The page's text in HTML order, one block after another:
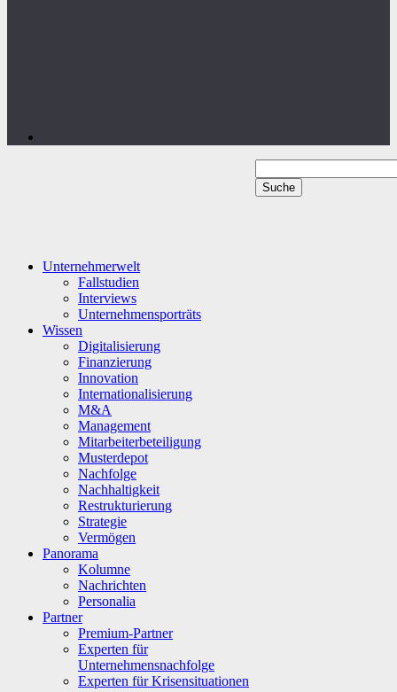
Unternehmerwelt
Fallstudien
Interviews
Unternehmensporträts
Wissen
Digitalisierung
Finanzierung
Innovation
Internationalisierung
M&A
Management
Mitarbeiterbeteiligung
Musterdepot
Nachfolge
Nachhaltigkeit
Restrukturierung
Strategie
Vermögen
Panorama
Kolumne
Nachrichten
Personalia
Partner
Premium-Partner
Experten für
Unternehmensnachfolge
Experten für Krisensituationen